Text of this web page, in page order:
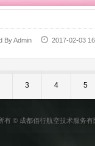
ByAdmin 2017-02-03
3 4 5
有 © 成都佰行航空技术服务有